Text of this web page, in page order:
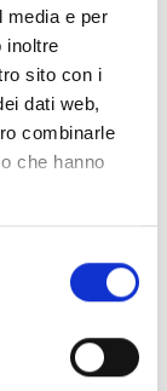
media e per
inoltre
sito con i
dati web,
combinarle
che hanno